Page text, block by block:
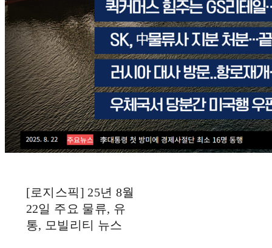
[로지스픽] 25년 8월
22일 주요 물류, 유
통, 모빌리티 뉴스